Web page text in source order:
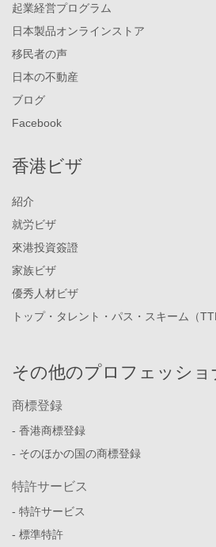
起業経営プログラム
日本製品オンラインストア
移民者の声
日本の不動産
ブログ
Facebook
香港ビザ
紹介
就労ビザ
來港投資簽證
家族ビザ
優秀人材ビザ
トップ・タレント・パス・スキーム（
その他のプロフェッショ
商標登録
- 香港商標登録
- そのほかの国の商標登録
特許サービス
- 特許サービス
- 標準特許